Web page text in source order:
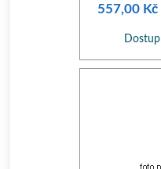
557,00 Kč